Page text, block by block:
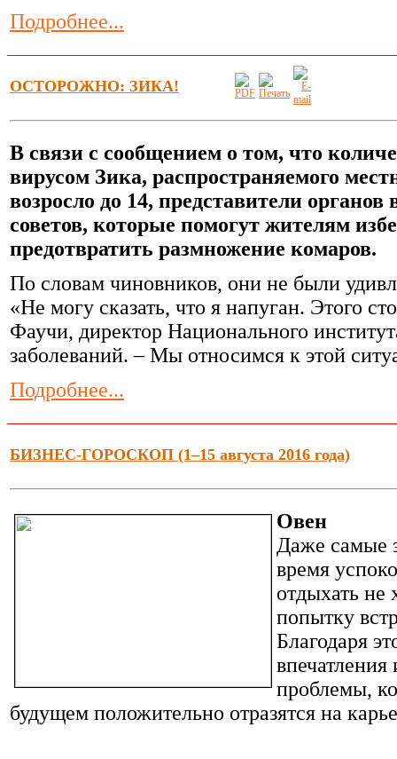
Подробнее...
ОСТОРОЖНО: ЗИКА!
В связи с сообщением о том, что
вирусом Зика, распространяемого
возросло до 14, представители органов
советов, которые помогут жителям
предотвратить размножение комаров.
По словам чиновников, они не были
«Не могу сказать, что я напуган. Этого
Фаучи, директор Национального
заболеваний. – Мы относимся к этой
Подробнее...
БИЗНЕС-ГОРОСКОП (1–15 августа 2016 года)
Овен
Даже самые
время
отдыхать не
попытку
Благодаря
проблемы,
будущем положительно отразятся на